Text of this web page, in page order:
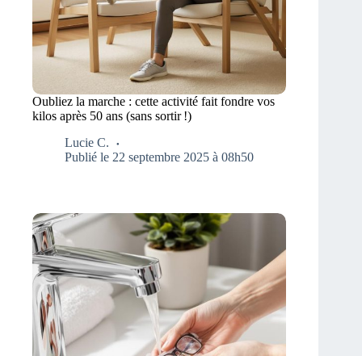
Oubliez la marche : cette activité fait fondre vos
kilos après 50 ans (sans sortir !)
Lucie C.
Publié le 22 septembre 2025 à 08h50